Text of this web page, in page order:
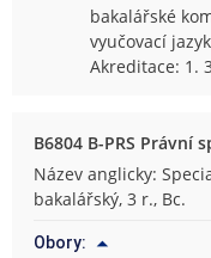
bakalářské
vyučovací
Akreditace: 1.
B6804 B-PRS Právní
Název anglicky:
bakalářský, 3 r., Bc.
Obory: